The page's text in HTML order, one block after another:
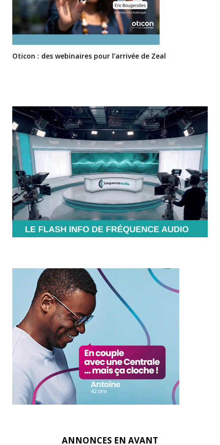
Oticon : des webinaires pour l’arrivée de Zeal
ANNONCES EN AVANT